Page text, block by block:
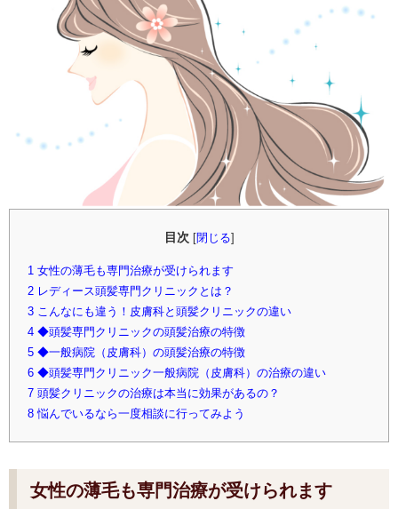
目次 閉じる
1 女性の薄毛も専門治療が受けられます
2 レディース頭髪専門クリニックとは？
3 こんなにも違う！皮膚科と頭髪クリニックの違い
4 ◆頭髪専門クリニックの頭髪治療の特徴
5 ◆一般病院（皮膚科）の頭髪治療の特徴
6 ◆頭髪専門クリニック一般病院（皮膚科）の治療の違い
7 頭髪クリニックの治療は本当に効果があるの？
8 悩んでいるなら一度相談に行ってみよう
女性の薄毛も専門治療が受けられます